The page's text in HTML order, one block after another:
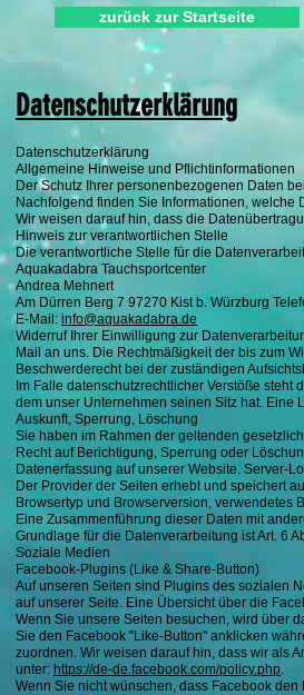
zurück zur Startseite
Datenschutzerklärung
Datenschutzerklärung
Allgemeine Hinweise und Pflichtinformationen
Der Schutz Ihrer personenbezogenen Daten
Nachfolgend finden Sie Informationen,
Wir weisen darauf hin, dass die
Hinweis zur verantwortlichen Stelle
Die verantwortliche Stelle für die
Aquakadabra Tauchsportcenter
Andrea Mehnert
Am Dürren Berg 7 97270 Kist b. Würzburg
E-Mail: info@aquakadabra.de
Widerruf Ihrer Einwilligung zur
Mail an uns. Die Rechtmäßigkeit der bis zum
Beschwerderecht bei der zuständigen
Im Falle datenschutzrechtlicher Verstöße
dem unser Unternehmen seinen Sitz hat. Eine
Auskunft, Sperrung, Löschung
Sie haben im Rahmen der geltenden
Recht auf Berichtigung, Sperrung oder
Datenerfassung auf unserer Website. Server-
Der Provider der Seiten erhebt und speichert
Browsertyp und Browserversion, verwendetes
Eine Zusammenführung dieser Daten mit
Grundlage für die Datenverarbeitung ist Art. 6
Soziale Medien
Facebook-Plugins (Like & Share-Button)
Auf unseren Seiten sind Plugins des sozialen
auf unserer Seite. Eine Übersicht über die
Wenn Sie unsere Seiten besuchen, wird über
Sie den Facebook "Like-Button" anklicken
zuordnen. Wir weisen darauf hin, dass wir als
unter: https://de-de.facebook.com/policy.php.
Wenn Sie nicht wünschen, dass Facebook